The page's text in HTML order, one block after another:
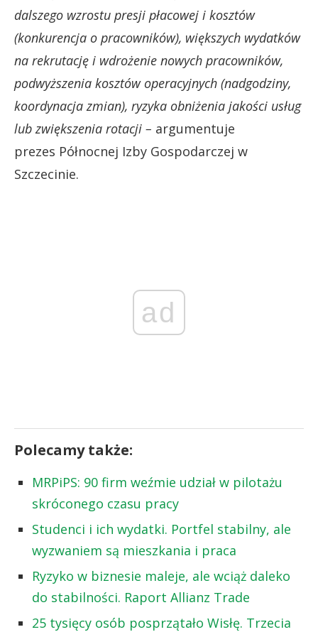
dalszego wzrostu presji płacowej i kosztów
(konkurencja o pracowników), większych wydatków
na rekrutację i wdrożenie nowych pracowników,
podwyższenia kosztów operacyjnych (nadgodziny,
koordynacja zmian), ryzyka obniżenia jakości usług
lub zwiększenia rotacji – argumentuje
prezes Północnej Izby Gospodarczej w
Szczecinie.
ad
Polecamy także:
MRPiPS: 90 firm weźmie udział w pilotażu
skróconego czasu pracy
Studenci i ich wydatki. Portfel stabilny, ale
wyzwaniem są mieszkania i praca
Ryzyko w biznesie maleje, ale wciąż daleko
do stabilności. Raport Allianz Trade
25 tysięcy osób posprzątało Wisłę. Trzecia